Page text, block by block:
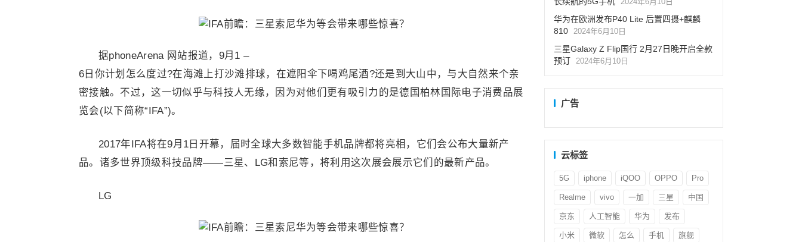
据phoneArena 网站报道，9月1 –
6日你计划怎么度过?在海滩上打沙滩排球，在遮阳伞下喝鸡尾酒?还是到大山中，与大自然来个亲
密接触。不过，这一切似乎与科技人无缘，因为对他们更有吸引力的是德国柏林国际电子消费品展
览会(以下简称“IFA”)。
2017年IFA将在9月1日开幕，届时全球大多数智能手机品牌都将亮相，它们会公布大量新产
品。诸多世界顶级科技品牌——三星、LG和索尼等，将利用这次展会展示它们的最新产品。
LG
华为在欧洲发布P40 Lite 后置四摄+麒麟
810 2024年6月10日
三星Galaxy Z Flip国行 2月27日晚开启全款
预订 2024年6月10日
广告
云标签
5G iphone iQOO OPPO Pro
Realme vivo 一加 三星 中国
京东 人工智能 华为 发布
小米 微软 怎么 手机 旗舰